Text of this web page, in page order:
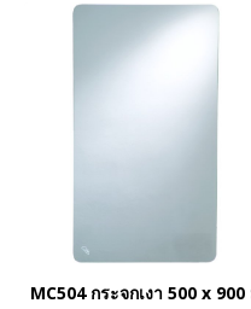
MC504 กระจกเงา 500 x